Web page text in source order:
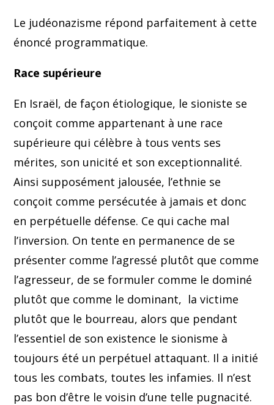
Le judéonazisme répond parfaitement à cette
énoncé programmatique.
Race supérieure
En Israël, de façon étiologique, le sioniste se
conçoit comme appartenant à une race
supérieure qui célèbre à tous vents ses
mérites, son unicité et son exceptionnalité.
Ainsi supposément jalousée, l’ethnie se
conçoit comme persécutée à jamais et donc
en perpétuelle défense. Ce qui cache mal
l’inversion. On tente en permanence de se
présenter comme l’agressé plutôt que comme
l’agresseur, de se formuler comme le dominé
plutôt que comme le dominant, la victime
plutôt que le bourreau, alors que pendant
l’essentiel de son existence le sionisme à
toujours été un perpétuel attaquant. Il a initié
tous les combats, toutes les infamies. Il n’est
pas bon d’être le voisin d’une telle pugnacité.